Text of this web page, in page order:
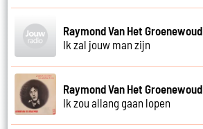
Raymond Van Het Groenewoud
Ik zal jouw man zijn
Raymond Van Het Groenewoud
Ik zou allang gaan lopen